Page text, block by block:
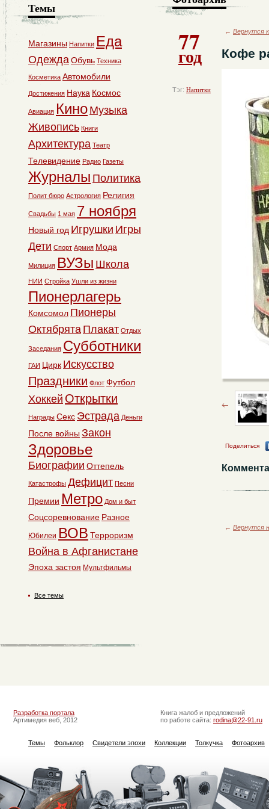
77
год
Тэг: Напитки
← Вернутся
Кофе
Поделиться
← Вернутся
Темы
Магазины Напитки Еда
ОдеждаОбувь Техника
Косметика Автомобили
Достижения Наука Космос
Авиация Кино Музыка
Живопись Книги
Архитектура Театр
Телевидение Радио Газеты
Журналы Политика
Полит бюро Астрология Религия
Свадьбы 1 мая 7 ноября
Новый год Игрушки Игры
Дети Спорт Армия Мода
Милиция ВУЗы Школа
НИИ Стройка Ушли из жизни
Пионерлагерь
Комсомол Пионеры
Октябрята Плакат Отдых
Заседания Субботники
ГАИ Цирк Искусство
Праздники Флот Футбол
Хоккей Открытки
Награды Секс Эстрада Деньги
После войны Закон
Здоровье
Биографии Оттепель
Катастрофы Дефицит Песни
Премии Метро Дом и быт
Соцсоревнование Разное
Юбилеи ВОВ Терроризм
Война в Афганистане
Эпоха застоя Мультфильмы
Все темы
Разработка портала
Артимедия веб, 2012
Книга жалоб и предложений
по работе сайта: rodina@22-91.ru
Темы Фольклор Свидетели эпохи Коллекции Толкучка Фотоархив